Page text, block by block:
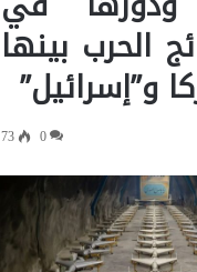
الحرب بينها
و”إسرائيل”
0
73